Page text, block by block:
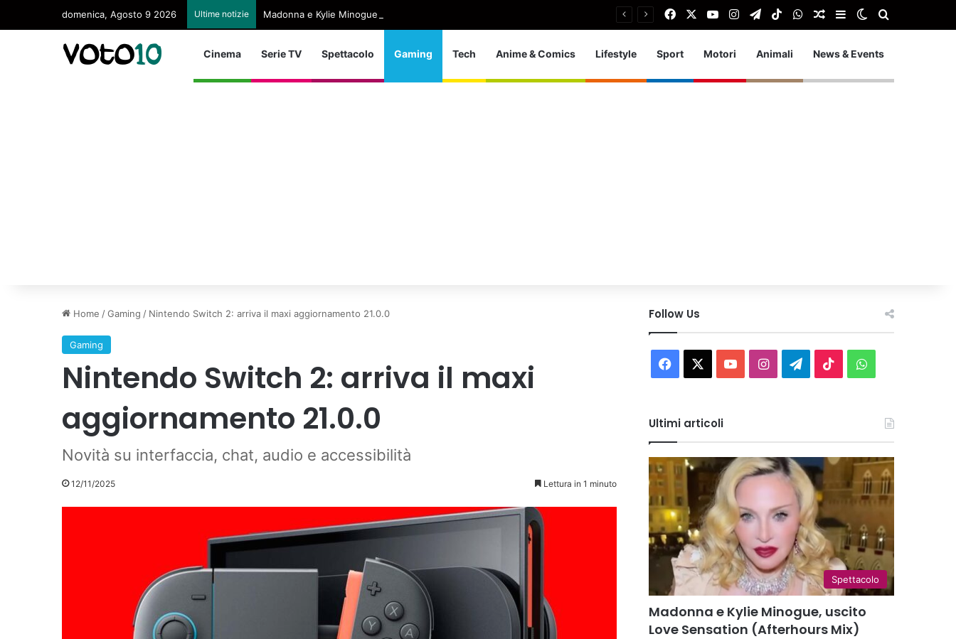
domenica, Agosto 9 2026 Ultime notizie Madonna e Kylie Minogue, uscito Love Sensation (Afterhours Mix) FacebookYou TubeInstagram
TelegramTikTokWhatsApp
Articolo Random
Barra laterale
Cambia aspetto
Cinema Serie TV Spettacolo Gaming Tech Anime & Comics Lifestyle Sport Motori Animali News & Events
Home /Gaming / Nintendo Switch 2: arriva il maxi aggiornamento 21.0.0
Gaming
Nintendo Switch 2: arriva il maxi
aggiornamento 21.0.0
Novità su interfaccia, chat, audio e accessibilità
12/11/2025 Lettura in 1 minuto
Follow Us
Facebook You InstagramTelegram
TikTokWhatsApp
Ultimi articoli
Spettacolo
Madonna e Kylie Minogue, uscito
Love Sensation (Afterhours Mix)